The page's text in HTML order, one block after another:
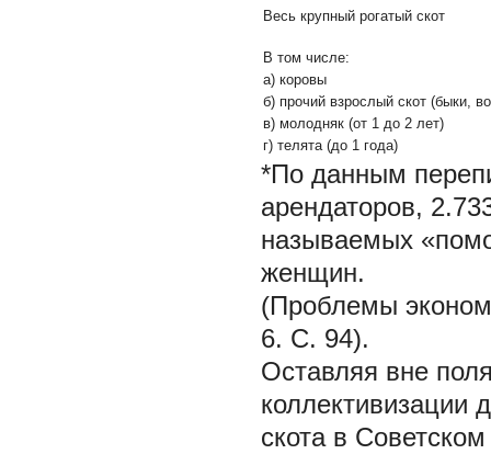
Весь крупный рогатый скот
В том числе:
а) коровы
б) прочий взрослый скот (быки,
в) молодняк (от 1 до 2 лет)
г) телята (до 1 года)
*По данным
арендаторов,
называемых
женщин.
(Проблемы
6. С. 94).
Оставляя вне
коллективизации
скота в